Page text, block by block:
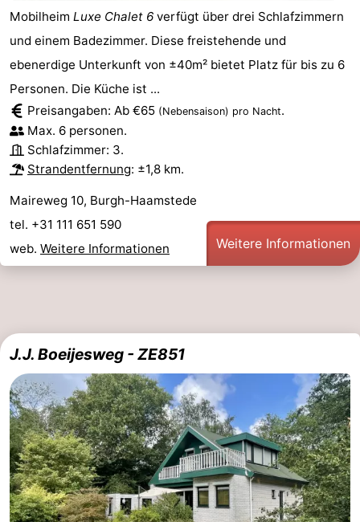
Mobilheim Luxe Chalet 6 verfügt über drei Schlafzimmern
und einem Badezimmer. Diese freistehende und
ebenerdige Unterkunft von ±40m² bietet Platz für bis zu 6
Personen. Die Küche ist ...
Preisangaben: Ab €65 (Nebensaison) pro Nacht.
Max. 6 personen.
Schlafzimmer: 3.
Strandentfernung: ±1,8 km.
Maireweg 10, Burgh-Haamstede
tel. +31 111 651 590
web. Weitere Informationen Weitere Informationen
J.J. Boeijesweg - ZE851